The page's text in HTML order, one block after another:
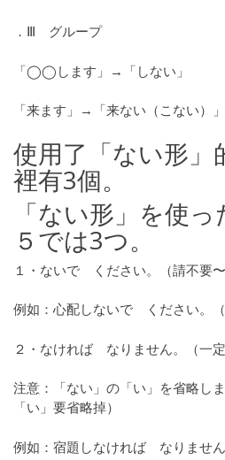
．Ⅲ グループ
「◯◯します」→「しない」
「来ます」→「来ない（こない）」
使用了「ない形」
裡有3個。
「ない形」を使
５では3つ。
１・ないで ください。（請不要〜
例如：心配しないで ください。（
２・なければ なりません。（一定
注意：「ない」の「い」を省略し
「い」要省略掉）
例如：宿題しなければ なりません